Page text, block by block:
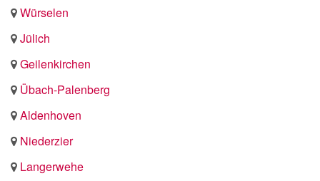
Würselen
Jülich
Geilenkirchen
Übach-Palenberg
Aldenhoven
Niederzier
Langerwehe